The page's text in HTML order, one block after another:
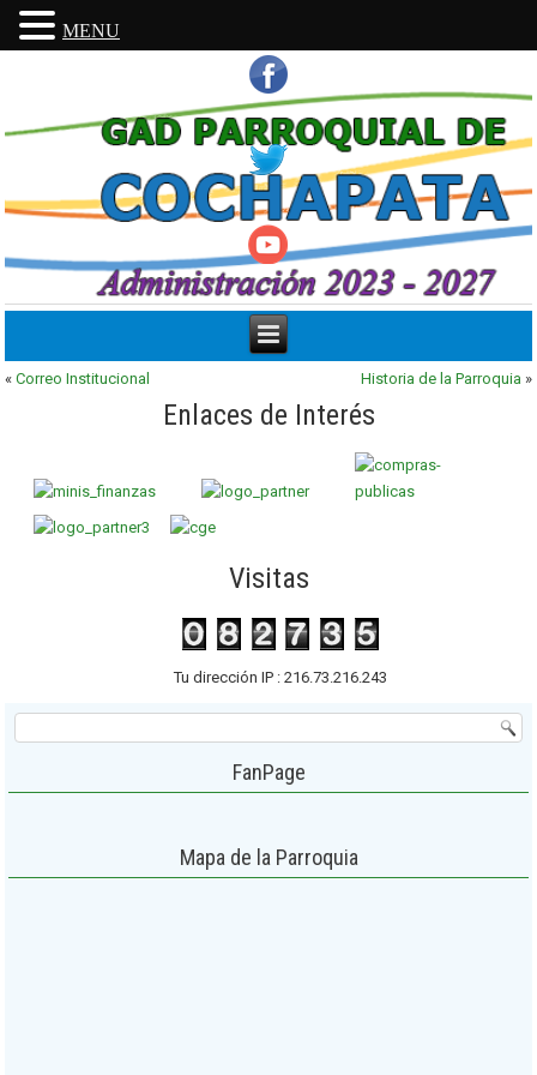
«Correo Institucional Historia de la Parroquia »
Enlaces de Interés
Visitas
Tu dirección IP : 216.73.216.243
FanPage
Mapa de la Parroquia
MENU